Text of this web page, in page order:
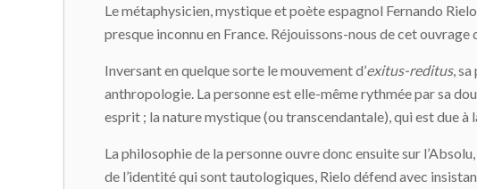
Le métaphysicien, mystique et poète espagnol Fernando
presque inconnu en France. Réjouissons-nous de cet
Inversant en quelque sorte le mouvement d’exitus-reditus,
anthropologie. La personne est elle-même rythmée par sa
esprit ; la nature mystique (ou transcendantale), qui est due à
La philosophie de la personne ouvre donc ensuite sur
de l’identité qui sont tautologiques, Rielo défend avec